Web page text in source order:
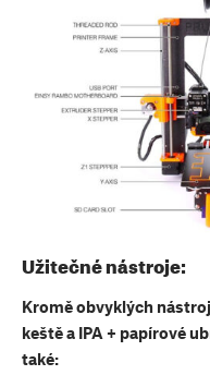
Užitečné nástroje:
Kromě obvyklých
keště a IPA + papírové
také: